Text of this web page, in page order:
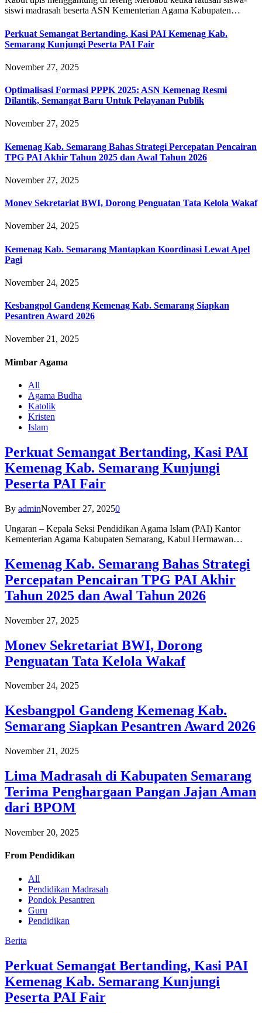
siswi madrasah beserta ASN Kementerian Agama Kabupaten…
Perkuat Semangat Bertanding, Kasi PAI Kemenag Kab.
Semarang Kunjungi Peserta PAI Fair
November 27, 2025
Optimalisasi Formasi PPPK 2025: ASN Kemenag Resmi
Dilantik, Semangat Baru Untuk Pelayanan Publik
November 27, 2025
Kemenag Kab. Semarang Bahas Strategi Percepatan Pencairan
TPG PAI Akhir Tahun 2025 dan Awal Tahun 2026
November 27, 2025
Monev Sekretariat BWI, Dorong Penguatan Tata Kelola Wakaf
November 24, 2025
Kemenag Kab. Semarang Mantapkan Koordinasi Lewat Apel
Pagi
November 24, 2025
Kesbangpol Gandeng Kemenag Kab. Semarang Siapkan
Pesantren Award 2026
November 21, 2025
Mimbar Agama
All
Agama Budha
Katolik
Kristen
Islam
Perkuat Semangat Bertanding, Kasi PAI
Kemenag Kab. Semarang Kunjungi
Peserta PAI Fair
By adminNovember 27, 20250
Ungaran – Kepala Seksi Pendidikan Agama Islam (PAI) Kantor
Kementerian Agama Kabupaten Semarang, Kabul Hermawan…
Kemenag Kab. Semarang Bahas Strategi
Percepatan Pencairan TPG PAI Akhir
Tahun 2025 dan Awal Tahun 2026
November 27, 2025
Monev Sekretariat BWI, Dorong
Penguatan Tata Kelola Wakaf
November 24, 2025
Kesbangpol Gandeng Kemenag Kab.
Semarang Siapkan Pesantren Award 2026
November 21, 2025
Lima Madrasah di Kabupaten Semarang
Terima Penghargaan Pangan Jajan Aman
dari BPOM
November 20, 2025
From Pendidikan
All
Pendidikan Madrasah
Pondok Pesantren
Guru
Pendidikan
Berita
Perkuat Semangat Bertanding, Kasi PAI
Kemenag Kab. Semarang Kunjungi
Peserta PAI Fair